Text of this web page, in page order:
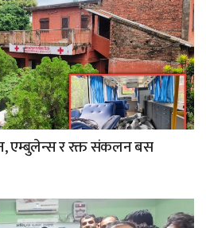
एम्बुलेन्स र रक्त संकलन बस